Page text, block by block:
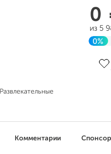
Развлекательные
0
из 5
0%
Комментарии